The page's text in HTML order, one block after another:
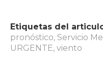
Etiquetas del
pronóstico, Servicio
URGENTE, viento